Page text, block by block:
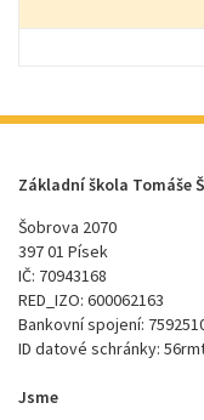
Základní škola Tomáše
Šobrova 2070
397 01 Písek
IČ: 70943168
RED_IZO: 600062163
Bankovní spojení:
ID datové schránky:
Jsme